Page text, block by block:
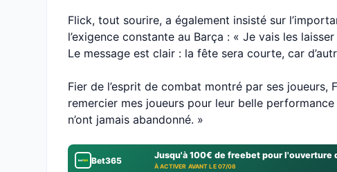
Flick, tout sourire, a également insisté sur
l’exigence constante au Barça : « Je vais les
Le message est clair : la fête sera courte, car
Fier de l’esprit de combat montré par ses joueurs,
remercier mes joueurs pour leur belle
n’ont jamais abandonné. »
Bet365 Jusqu'à 100€ de freebet pour l'ouverture
À ACTIVER AVANT LE 07/08